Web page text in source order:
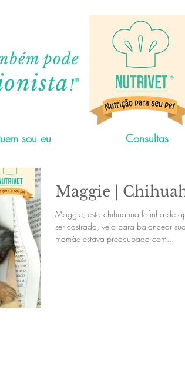
pode
!"
sou eu Consultas
Maggie |
Maggie, esta chihuahua fofinha de
ser castrada, veio para balancear
mamãe estava preocupada com...